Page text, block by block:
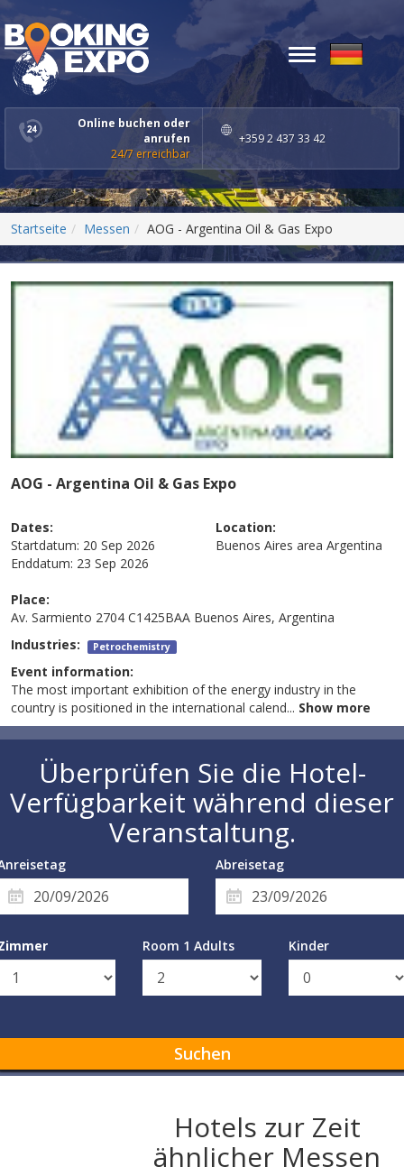
Online buchen oder
anrufen
24/7 erreichbar
+359 2 437 33 42
Toggle
navigation
Startseite Messen AOG - Argentina Oil & Gas Expo
AOG - Argentina Oil & Gas Expo
Dates:
Startdatum: 20 Sep 2026
Enddatum: 23 Sep 2026
Location:
Buenos Aires area Argentina
Place:
Av. Sarmiento 2704 C1425BAA Buenos Aires, Argentina
Industries: Petrochemistry
Event information:
The most important exhibition of the energy industry in the
country is positioned in the international calend... Show more
Überprüfen Sie die Hotel-
Verfügbarkeit während dieser
Veranstaltung.
Abreisetag
Room 1 Adults Kinder
Suchen
Hotels zur Zeit
ähnlicher Messen